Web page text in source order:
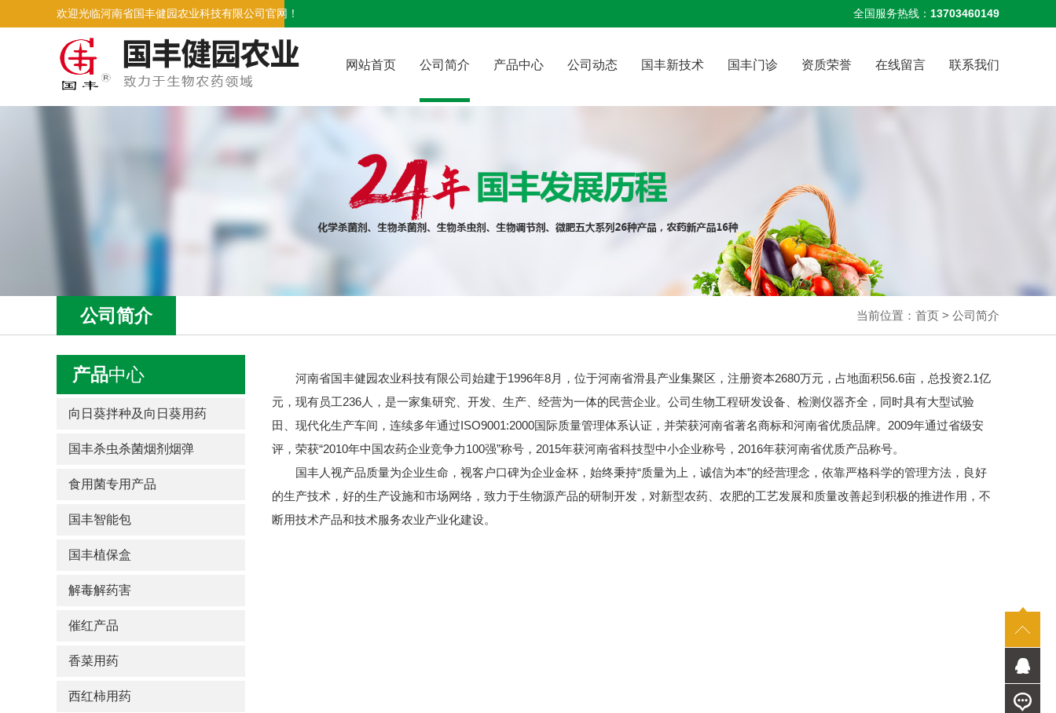
欢迎光临河南省国丰健园农业科技有限公司官网！ 全国服务热线： 13703460149
网站首页 公司简介 产品中心 公司动态 国丰新技术 国丰门诊 资质荣誉 在线留言 联系我们
公司简介 当前位置： 首页 > 公司简介
产品中心
向日葵拌种及向日葵用药
国丰杀虫杀菌烟剂烟弹
食用菌专用产品
国丰智能包
国丰植保盒
解毒解药害
催红产品
香菜用药
西红柿用药
河南省国丰健园农业科技有限公司始建于1996年8月，位于河南省滑县产业集聚区，注册资本2680万元，占地面积56.6亩，总投资2.1亿
元，现有员工236人，是一家集研究、开发、生产、经营为一体的民营企业。公司生物工程研发设备、检测仪器齐全，同时具有大型试验
田、现代化生产车间，连续多年通过ISO9001:2000国际质量管理体系认证，并荣获河南省著名商标和河南省优质品牌。2009年通过省级安
评，荣获“2010年中国农药企业竞争力100强”称号，2015年获河南省科技型中小企业称号，2016年获河南省优质产品称号。
国丰人视产品质量为企业生命，视客户口碑为企业金杯，始终秉持“质量为上，诚信为本”的经营理念，依靠严格科学的管理方法，良好
的生产技术，好的生产设施和市场网络，致力于生物源产品的研制开发，对新型农药、农肥的工艺发展和质量改善起到积极的推进作用，不
断用技术产品和技术服务农业产业化建设。